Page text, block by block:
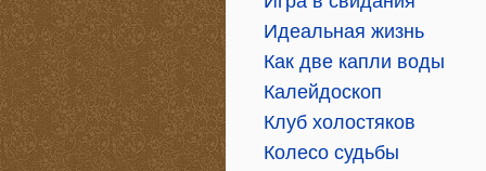
Идеальная жизнь
Как две капли воды
Калейдоскоп
Клуб холостяков
Колесо судьбы